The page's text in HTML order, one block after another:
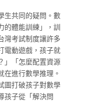
生共同的疑問。數
的體能訓練」，訓
灣考試制度讓許多
電動遊戲，孩子就
」「怎麼配置資源
在進行數學推理。
圖打破孩子對數學
孩子從「解決問